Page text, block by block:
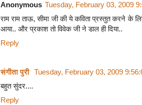
Anonymous Tuesday, February 03, 2009
राम राम ताऊ, सीमा जी की ये कविता प्रस्तुत करने
आया.. और प्रकाश तो विवेक जी ने डाल ही दिया..
Reply
संगीता पुरी Tuesday, February 03, 2009
बहुत सुंदर....
Reply